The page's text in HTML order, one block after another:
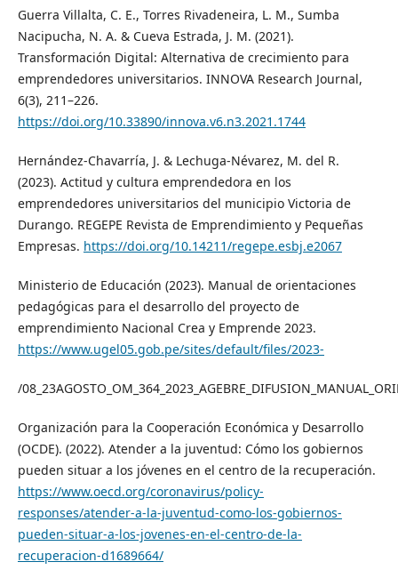
Guerra Villalta, C. E., Torres Rivadeneira, L. M., Sumba
Nacipucha, N. A. & Cueva Estrada, J. M. (2021).
Transformación Digital: Alternativa de crecimiento para
emprendedores universitarios. INNOVA Research Journal,
6(3), 211–226.
https://doi.org/10.33890/innova.v6.n3.2021.1744
Hernández-Chavarría, J. & Lechuga-Névarez, M. del R.
(2023). Actitud y cultura emprendedora en los
emprendedores universitarios del municipio Victoria de
Durango. REGEPE Revista de Emprendimiento y Pequeñas
Empresas. https://doi.org/10.14211/regepe.esbj.e2067
Ministerio de Educación (2023). Manual de orientaciones
pedagógicas para el desarrollo del proyecto de
emprendimiento Nacional Crea y Emprende 2023.
https://www.ugel05.gob.pe/sites/default/files/2023-
/
Organización para la Cooperación Económica y Desarrollo
(OCDE). (2022). Atender a la juventud: Cómo los gobiernos
pueden situar a los jóvenes en el centro de la recuperación.
https://www.oecd.org/coronavirus/policy-
responses/atender-a-la-juventud-como-los-gobiernos-
pueden-situar-a-los-jovenes-en-el-centro-de-la-
recuperacion-d1689664/